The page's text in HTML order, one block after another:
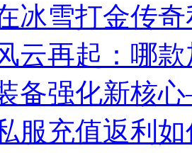
冰雪打金传
云再起：哪
备强化新核
服充值返利